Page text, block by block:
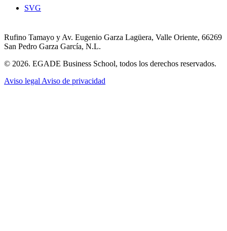
SVG
Rufino Tamayo y Av. Eugenio Garza Lagüera, Valle Oriente, 66269
San Pedro Garza García, N.L.
© 2026. EGADE Business School, todos los derechos reservados.
Aviso legal Aviso de privacidad